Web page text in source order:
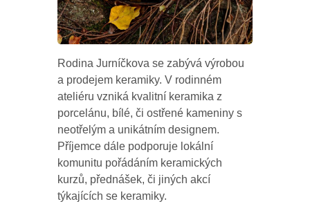
Rodina Jurníčkova se zabývá výrobou
a prodejem keramiky. V rodinném
ateliéru vzniká kvalitní keramika z
porcelánu, bílé, či ostřené kameniny s
neotřelým a unikátním designem.
Příjemce dále podporuje lokální
komunitu pořádáním keramických
kurzů, přednášek, či jiných akcí
týkajících se keramiky.